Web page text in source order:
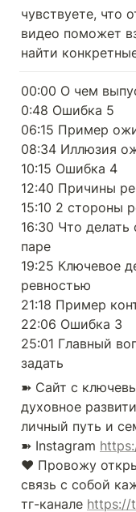
чувствуете, что
видео поможет
найти
00:00 О чем
0:48 Ошибка 5
06:15 Пример
08:34 Иллюзия
10:15 Ошибка 4
12:40 Причины
15:10 2 стороны
16:30 Что
паре
19:25 Ключевое
ревностью
21:18 Пример
22:06 Ошибка 3
25:01 Главный
задать
➽ Сайт с
духовное
личный путь и
➽ Instagram
❤️ Провожу
связь с собой
тг-канале https://